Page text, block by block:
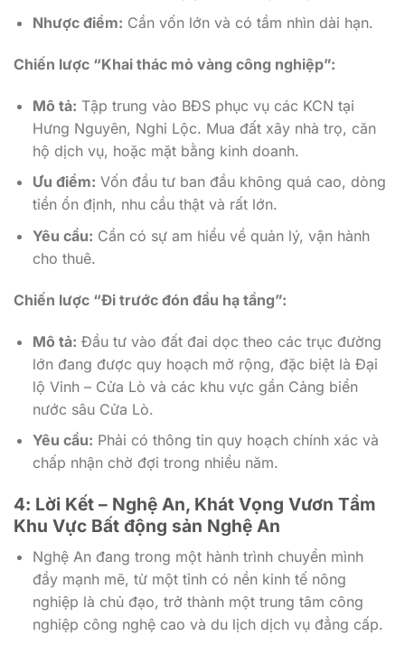
Nhược điểm: Cần vốn lớn và có tầm nhìn dài hạn.
Chiến lược “Khai thác mỏ vàng công nghiệp”:
Mô tả: Tập trung vào BĐS phục vụ các KCN tại
Hưng Nguyên, Nghi Lộc. Mua đất xây nhà trọ, căn
hộ dịch vụ, hoặc mặt bằng kinh doanh.
Ưu điểm: Vốn đầu tư ban đầu không quá cao, dòng
tiền ổn định, nhu cầu thật và rất lớn.
Yêu cầu: Cần có sự am hiểu về quản lý, vận hành
cho thuê.
Chiến lược “Đi trước đón đầu hạ tầng”:
Mô tả: Đầu tư vào đất đai dọc theo các trục đường
lớn đang được quy hoạch mở rộng, đặc biệt là Đại
lộ Vinh – Cửa Lò và các khu vực gần Cảng biển
nước sâu Cửa Lò.
Yêu cầu: Phải có thông tin quy hoạch chính xác và
chấp nhận chờ đợi trong nhiều năm.
4: Lời Kết – Nghệ An, Khát Vọng Vươn Tầm
Khu Vực Bất động sản Nghệ An
Nghệ An đang trong một hành trình chuyển mình
đầy mạnh mẽ, từ một tỉnh có nền kinh tế nông
nghiệp là chủ đạo, trở thành một trung tâm công
nghiệp công nghệ cao và du lịch dịch vụ đẳng cấp.